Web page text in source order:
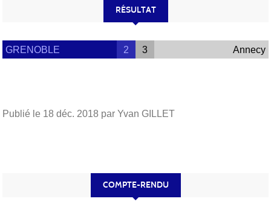
RÉSULTAT
GRENOBLE 2 3 Annecy
Publié le 18 déc. 2018 par Yvan GILLET
COMPTE-RENDU